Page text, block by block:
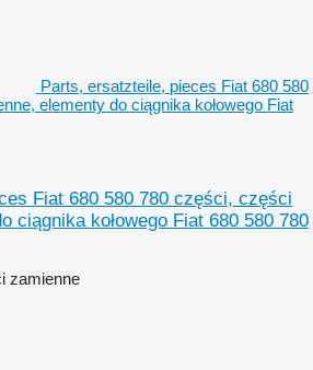
Parts, ersatzteile, pieces Fiat 680 580
elementy do ciągnika kołowego Fiat
Fiat 680 580 780 części, części
ciągnika kołowego Fiat 680 580 780
zamienne